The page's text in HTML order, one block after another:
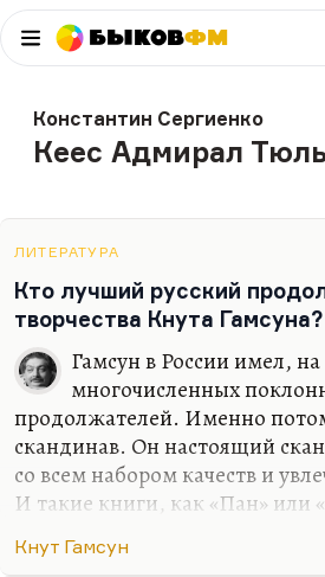
БыковФМ
Константин Сергиенко
Кеес Адмирал
ЛИТЕРАТУРА
Кто лучший русский
творчества Кнута Гамсуна?
Гамсун в России имел,
многочисленных
продолжателей. Именно
скандинав. Он настоящий
со всем набором качеств и
И такие книги, как «Пан» или
написаны только в Дании,
Кнут Гамсун